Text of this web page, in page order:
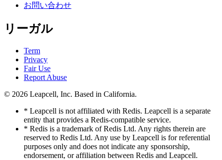
お問い合わせ
リーガル
Term
Privacy
Fair Use
Report Abuse
© 2026 Leapcell, Inc. Based in California.
* Leapcell is not affiliated with Redis. Leapcell is a separate
entity that provides a Redis-compatible service.
* Redis is a trademark of Redis Ltd. Any rights therein are
reserved to Redis Ltd. Any use by Leapcell is for referential
purposes only and does not indicate any sponsorship,
endorsement, or affiliation between Redis and Leapcell.